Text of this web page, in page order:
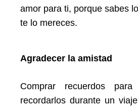
amor para ti, porque sabes
te lo mereces.
Agradecer la amistad
Comprar recuerdos
recordarlos durante un